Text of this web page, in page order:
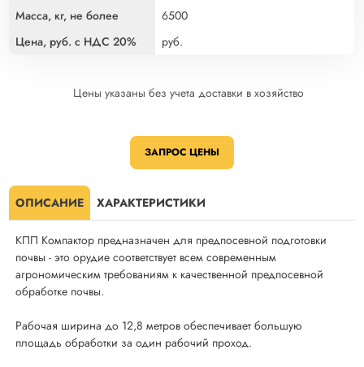
6500
руб.
Цены указаны без учета доставки в хозяйство
ЗАПРОС ЦЕНЫ
ОПИСАНИЕ ХАРАКТЕРИСТИКИ
КПП Компактор предназначен для предпосевной подготовки
почвы - это орудие соответствует всем современным
агрономическим требованиям к качественной предпосевной
обработке почвы.
Рабочая ширина до 12,8 метров обеспечивает большую
площадь обработки за один рабочий проход.